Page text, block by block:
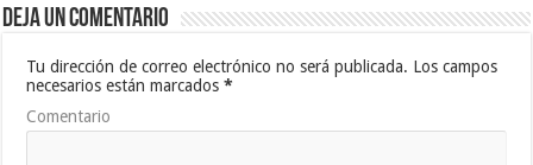
Deja un comentario
Tu dirección de correo electrónico no será publicada. Los campos
necesarios están marcados*
Comentario